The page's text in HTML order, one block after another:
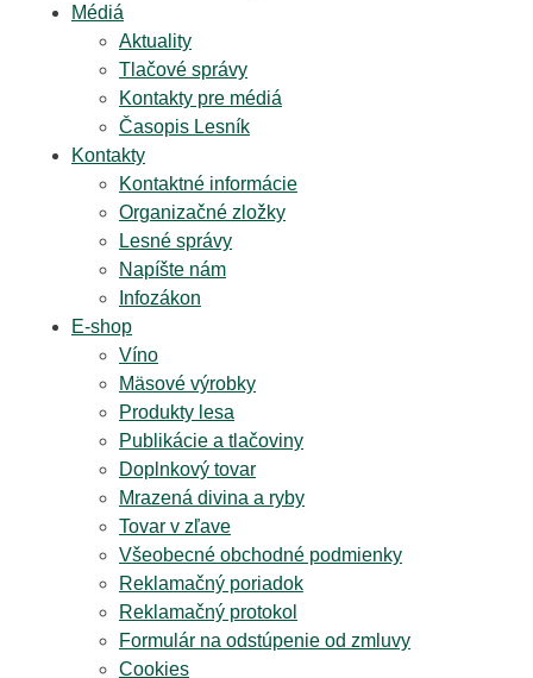
Médiá
Aktuality
Tlačové správy
Kontakty pre médiá
Časopis Lesník
Kontakty
Kontaktné informácie
Organizačné zložky
Lesné správy
Napíšte nám
Infozákon
E-shop
Víno
Mäsové výrobky
Produkty lesa
Publikácie a tlačoviny
Doplnkový tovar
Mrazená divina a ryby
Tovar v zľave
Všeobecné obchodné podmienky
Reklamačný poriadok
Reklamačný protokol
Formulár na odstúpenie od zmluvy
Cookies